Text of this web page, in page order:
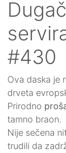
#430
Ova daska je
drveta
Prirodno
tamno braon.
Nije sečena
trudili da